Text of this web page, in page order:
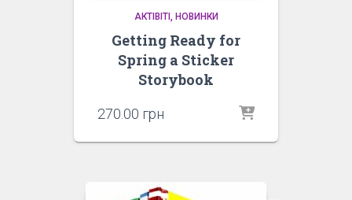
АКТІВІТІ НОВИНКИ
Getting Ready for
Spring a Sticker
Storybook
270.00 грн